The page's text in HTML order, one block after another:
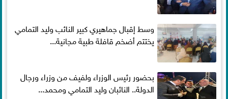
وسط إقبال جماهيري كبير النائب وليد التمامي
يختتم أضخم قافلة طبية مجانية...
بحضور رئيس الوزراء ولفيف من وزراء ورجال
الدولة.. النائبان وليد التمامي ومحمد...